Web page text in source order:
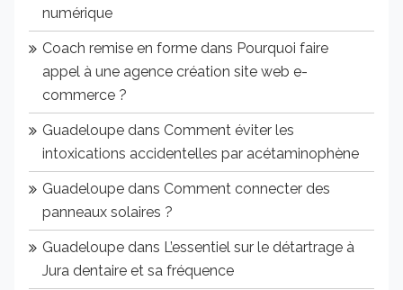
numérique
Coach remise en forme dans Pourquoi faire
appel à une agence création site web e-
commerce ?
Guadeloupe dans Comment éviter les
intoxications accidentelles par acétaminophène
Guadeloupe dans Comment connecter des
panneaux solaires ?
Guadeloupe dans L’essentiel sur le détartrage à
Jura dentaire et sa fréquence